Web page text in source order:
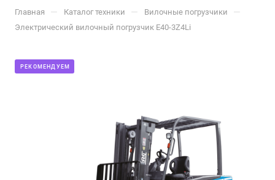
Главная — Каталог техники — Вилочные погрузчики —
Электрический вилочный погрузчик E40-3Z4Li
РЕКОМЕНДУЕМ